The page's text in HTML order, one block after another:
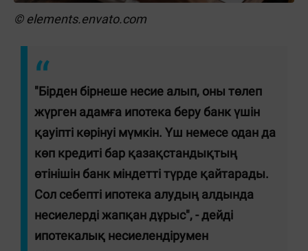
© elements.envato.com
"Бірден бірнеше несие алып, оны төлеп
жүрген адамға ипотека беру банк үшін
қауіпті көрінуі мүмкін. Үш немесе одан да
көп кредиті бар қазақстандықтың
өтінішін банк міндетті түрде қайтарады.
Сол себепті ипотека алудың алдында
несиелерді жапқан дұрыс", - дейді
ипотекалық несиелендірумен